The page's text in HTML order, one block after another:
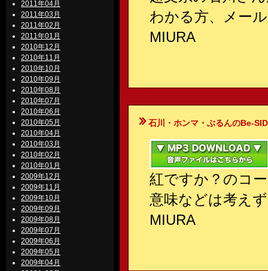
2011年04月
2011年03月
2011年02月
2011年01月
2010年12月
2010年11月
2010年10月
2010年09月
2010年08月
2010年07月
2010年06月
2010年05月
2010年04月
2010年03月
2010年02月
2010年01月
2009年12月
2009年11月
2009年10月
2009年09月
2009年08月
2009年07月
2009年06月
2009年05月
2009年04月
わかる方、メー
MIURA
石川・ホンマ・ぶるんのBe-
紅ですか？のコ
意味などは考え
MIURA